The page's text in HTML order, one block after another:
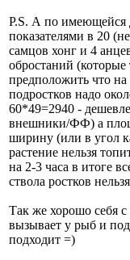
P.S. А по имеющейся
показателями в 20
самцов хонг и 4
обростаний
предположить что
подростков надо
60*49=2940 -
внешники/ФФ) а
ширину (или в угол
растение нельзя
на 2-3 часа в итоге
ствола ростков
Так же хорошо себя
вызывает у рыб и
подходит =)